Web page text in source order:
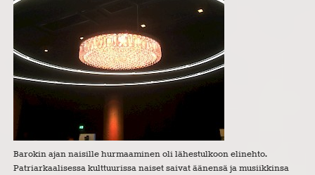
Barokin ajan naisille hurmaaminen oli lähestulkoon elinehto.
Patriarkaalisessa kulttuurissa naiset saivat äänensä ja musiikkinsa